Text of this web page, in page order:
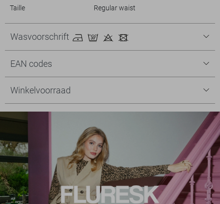
Taille
Regular waist
Wasvoorschrift
EAN codes
Winkelvoorraad